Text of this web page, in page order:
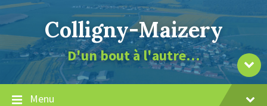
Skip
content
Skip
main
navigation
Skip
footer
Colligny-Maizery
D'un bout à l'autre…
Menu
Descendre
vers
la